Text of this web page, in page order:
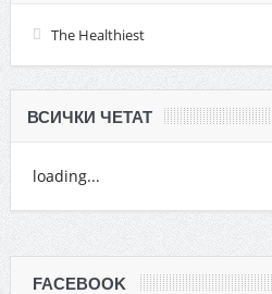
The Healthiest
ВСИЧКИ ЧЕТАТ
loading...
FACEBOOK